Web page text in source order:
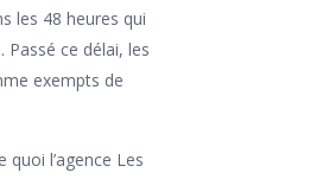
les 48 heures qui
Passé ce délai, les
exempts de
l’agence Les